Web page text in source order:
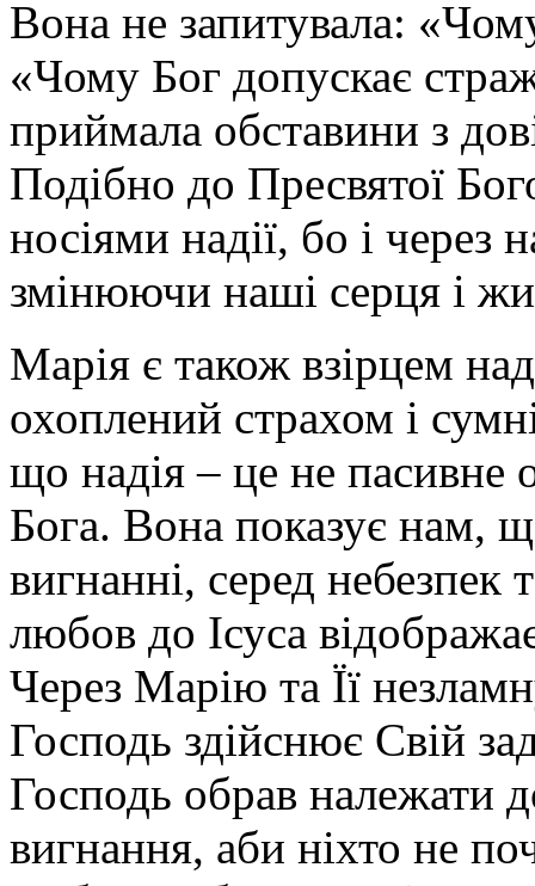
Вона не запитувала:
«Чому Бог допускає
приймала обставини з
Подібно до Пресвятої
носіями надії, бо і через
змінюючи наші серця і
Марія є також взірцем
охоплений страхом і
що надія – це не пасивне
Бога. Вона показує нам,
вигнанні, серед небезпек
любов до Ісуса
Через Марію та Її
Господь здійснює Свій
Господь обрав належати
вигнання, аби ніхто не